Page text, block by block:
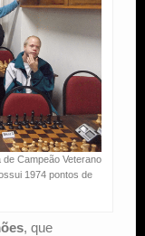
de Campeão Veterano
1974 pontos de
, que